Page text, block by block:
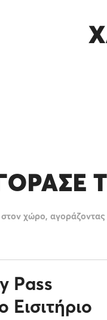
χώρο, αγοράζοντας
Pass
Εισιτήριο